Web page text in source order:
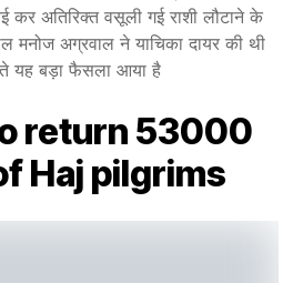
कर अतिरिक्त वसूली गई राशी लौटाने के
मनोज अग्रवाल ने याचिका दायर की थी
यह बड़ा फैसला आया है
return 53000
Haj pilgrims